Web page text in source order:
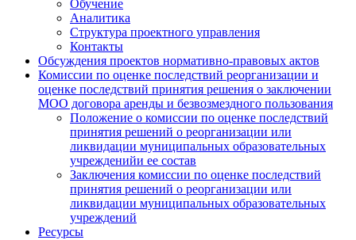
Обучение
Аналитика
Структура проектного управления
Контакты
Обсуждения проектов нормативно-правовых актов
Комиссии по оценке последствий реорганизации и
оценке последствий принятия решения о заключении
МОО договора аренды и безвозмездного пользования
Положение о комиссии по оценке последствий
принятия решений о реорганизации или
ликвидации муниципальных образовательных
учрежденийи ее состав
Заключения комиссии по оценке последствий
принятия решений о реорганизации или
ликвидации муниципальных образовательных
учреждений
Ресурсы